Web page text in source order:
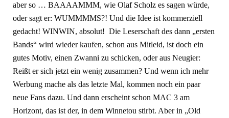
aber so … BAAAAMMM, wie Olaf Scholz es sagen würde,
oder sagt er: WUMMMMS?! Und die Idee ist kommerziell
gedacht! WINWIN, absolut! Die Leserschaft des dann „ersten
Bands“ wird wieder kaufen, schon aus Mitleid, ist doch ein
gutes Motiv, einen Zwanni zu schicken, oder aus Neugier:
Reißt er sich jetzt ein wenig zusammen? Und wenn ich mehr
Werbung mache als das letzte Mal, kommen noch ein paar
neue Fans dazu. Und dann erscheint schon MAC 3 am
Horizont, das ist der, in dem Winnetou stirbt. Aber in „Old